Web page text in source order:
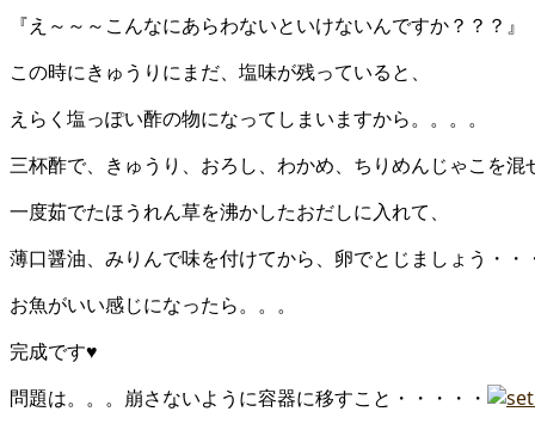
『え～～～こんなにあらわないといけないんですか？？？』
この時にきゅうりにまだ、塩味が残っていると、
えらく塩っぽい酢の物になってしまいますから。。。。
三杯酢で、きゅうり、おろし、わかめ、ちりめんじゃこを混
一度茹でたほうれん草を沸かしたおだしに入れて、
薄口醤油、みりんで味を付けてから、卵でとじましょう・・
お魚がいい感じになったら。。。
完成です♥
問題は。。。崩さないように容器に移すこと・・・・・